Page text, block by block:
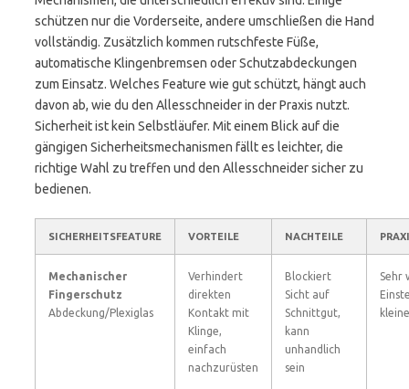
schützen nur die Vorderseite, andere umschließen die Hand
vollständig. Zusätzlich kommen rutschfeste Füße,
automatische Klingenbremsen oder Schutzabdeckungen
zum Einsatz. Welches Feature wie gut schützt, hängt auch
davon ab, wie du den Allesschneider in der Praxis nutzt.
Sicherheit ist kein Selbstläufer. Mit einem Blick auf die
gängigen Sicherheitsmechanismen fällt es leichter, die
richtige Wahl zu treffen und den Allesschneider sicher zu
bedienen.
SICHERHEITSFEATURE VORTEILE NACHTEILE
Mechanischer
Fingerschutz
Abdeckung/Plexiglas
Verhindert
direkten
Kontakt mit
Klinge,
einfach
nachzurüsten
Blockiert
Sicht auf
Schnittgut,
kann
unhandlich
sein
Sehr